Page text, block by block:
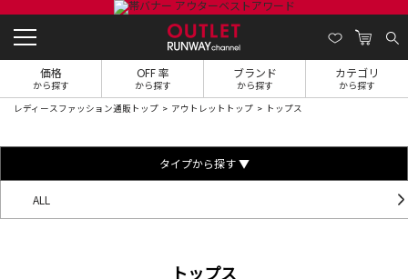
価格
から探す
OFF 率
から探す
ブランド
から探す
カテゴリ
から探す
レディースファッション通販トップ アウトレットトップ トップス
タイプから探す ▼
ALL
トップス